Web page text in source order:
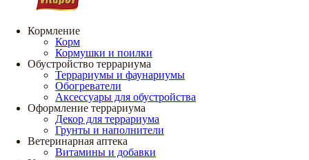
Кормление
Корм
Кормушки и поилки
Обустройство террариума
Террариумы и фаунариумы
Обогреватели
Аксессуары для обустройства
Оформление террариума
Декор для террариума
Грунты и наполнители
Ветеринарная аптека
Витамины и добавки